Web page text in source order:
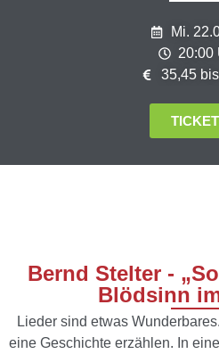
Mi.
20:00
35,45
Bernd Stelter -
Blödsinn
Lieder sind etwas
eine Geschichte erzählen. In